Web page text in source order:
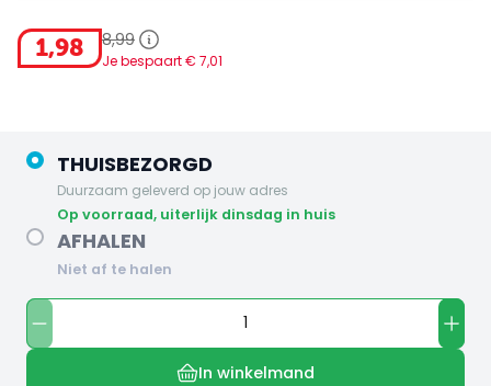
1,98 8,99
Je bespaart € 7,01
THUISBEZORGD
Duurzaam geleverd op jouw adres
op voorraad, uiterlijk dinsdag in huis
AFHALEN
Niet af te halen
In winkelmand